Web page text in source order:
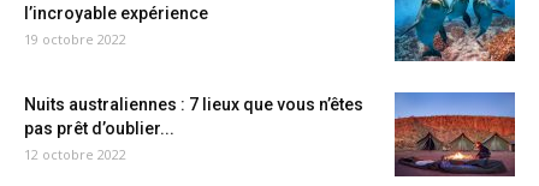
l’incroyable expérience
19 octobre 2022
Nuits australiennes : 7 lieux que vous n’êtes
pas prêt d’oublier...
12 octobre 2022